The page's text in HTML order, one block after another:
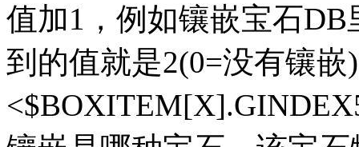
值加1，例如镶嵌宝石
到的值就是2(0=没有镶嵌)